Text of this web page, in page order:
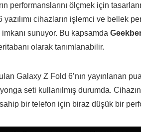
performanslarını ölçmek için
yazılımı cihazların işlemci ve bellek
imkanı sunuyor. Bu kapsamda
olarak tanımlanabilir.
Galaxy Z Fold 6’nın yayınlanan
seti kullanılmış durumda.
bir telefon için biraz düşük bir